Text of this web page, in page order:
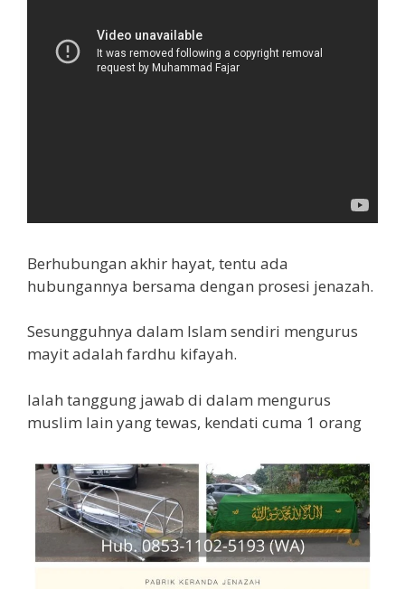
Berhubungan akhir hayat, tentu ada
hubungannya bersama dengan prosesi jenazah.
Sesungguhnya dalam Islam sendiri mengurus
mayit adalah fardhu kifayah.
Ialah tanggung jawab di dalam mengurus
muslim lain yang tewas, kendati cuma 1 orang